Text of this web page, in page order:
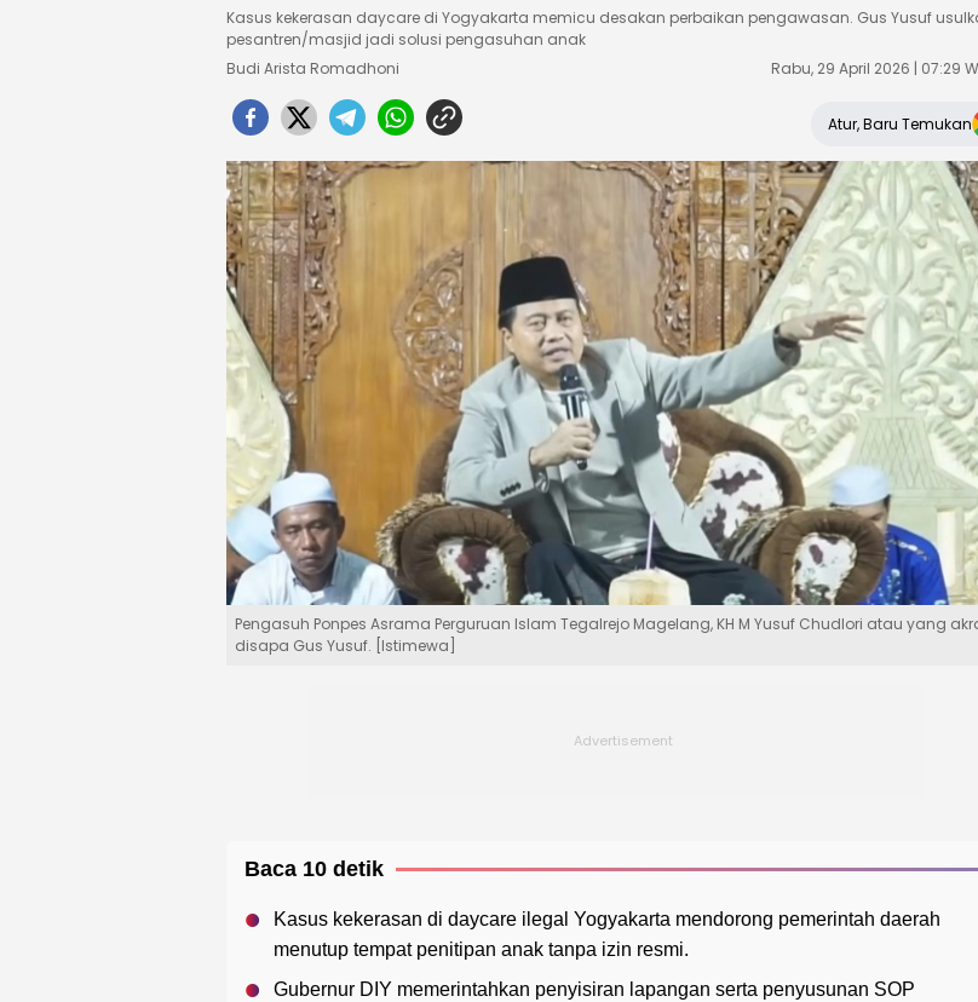
Kasus kekerasan daycare di Yogyakarta memicu desakan perbaikan pengawasan. Gus Yusuf
pesantren/masjid jadi solusi pengasuhan anak
Budi Arista Romadhoni
Rabu, 29 April 2026 | 07:29
Atur, Baru Temukan
Pengasuh Ponpes Asrama Perguruan Islam Tegalrejo Magelang, KH M Yusuf Chudlori atau yang
disapa Gus Yusuf. [Istimewa]
Baca 10 detik
Kasus kekerasan di daycare ilegal Yogyakarta mendorong pemerintah daerah
menutup tempat penitipan anak tanpa izin resmi.
Gubernur DIY memerintahkan penyisiran lapangan serta penyusunan SOP